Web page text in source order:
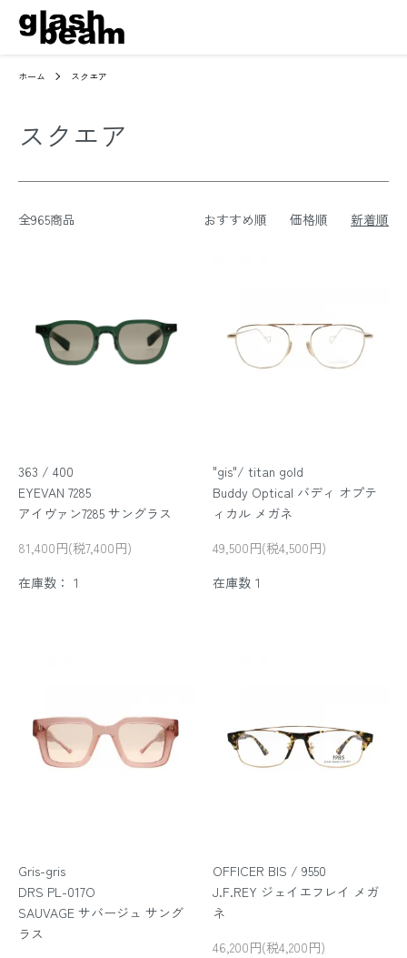
ホーム スクエア
スクエア
全965商品 おすすめ順 価格順 新着順
363 / 400
EYEVAN 7285
アイヴァン7285 サングラス
81,400円(税7,400円)
在庫数：１
"gis"/ titan gold
Buddy Optical バディ オプテ
ィカル メガネ
49,500円(税4,500円)
在庫数１
Gris-gris
DRS PL-017O
SAUVAGE サバージュ サング
ラス
OFFICER BIS / 9550
J.F.REY ジェイエフレイ メガ
ネ
46,200円(税4,200円)